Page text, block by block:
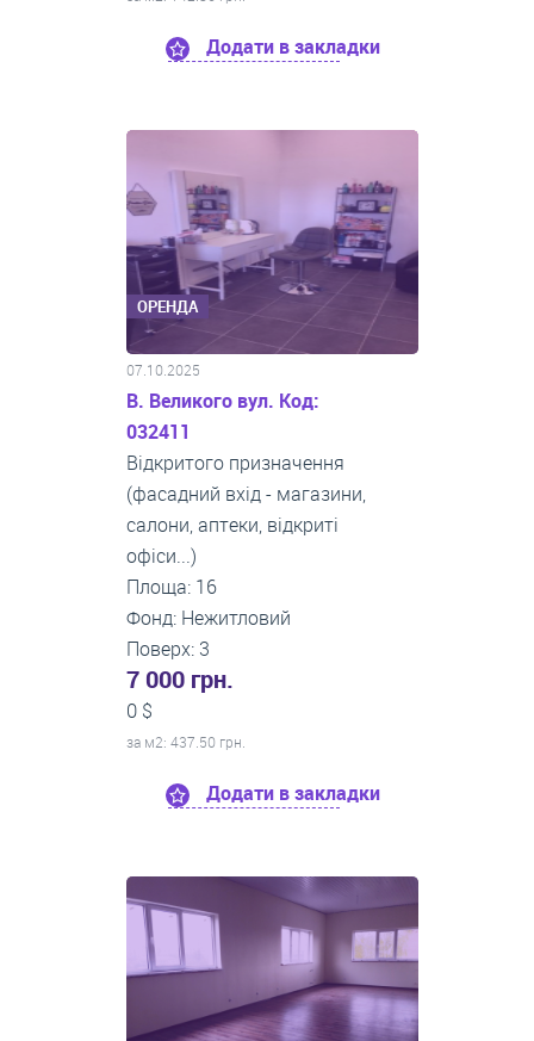
Додати в закладки
ОРЕНДА
07.10.2025
В. Великого вул. Код:
032411
Відкритого призначення
(фасадний вхід - магазини,
салони, аптеки, відкриті
офіси...)
Площа: 16
Фонд: Нежитловий
Поверх: 3
7 000 грн.
0 $
за м2: 437.50 грн.
Додати в закладки